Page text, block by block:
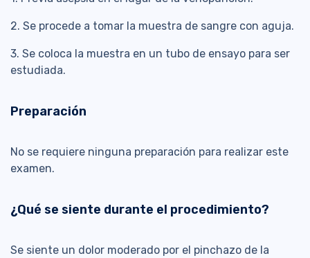
2. Se procede a tomar la muestra de sangre con aguja.
3. Se coloca la muestra en un tubo de ensayo para ser
estudiada.
Preparación
No se requiere ninguna preparación para realizar este
examen.
¿Qué se siente durante el procedimiento?
Se siente un dolor moderado por el pinchazo de la